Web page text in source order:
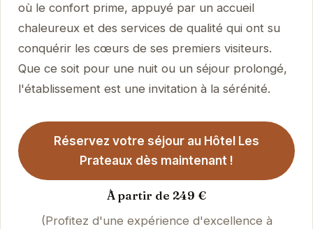
où le confort prime, appuyé par un accueil
chaleureux et des services de qualité qui ont su
conquérir les cœurs de ses premiers visiteurs.
Que ce soit pour une nuit ou un séjour prolongé,
l'établissement est une invitation à la sérénité.
Réservez votre séjour au Hôtel Les
Prateaux dès maintenant !
À partir de 249 €
(Profitez d'une expérience d'excellence à